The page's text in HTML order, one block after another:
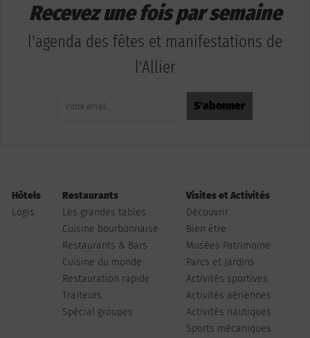
Recevez une fois par semaine
l'agenda des fêtes et manifestations de
l'Allier
Hôtels
Logis
Restaurants
Les grandes tables
Cuisine bourbonnaise
Restaurants & Bars
Cuisine du monde
Restauration rapide
Traiteurs
Spécial groupes
Visites et Activités
Découvrir
Bien être
Musées Patrimoine
Parcs et Jardins
Activités sportives
Activités aériennes
Activités nautiques
Sports mécaniques